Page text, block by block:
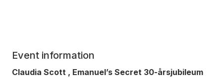
Event information
Claudia Scott , Emanuel’s Secret 30-årsjubileum